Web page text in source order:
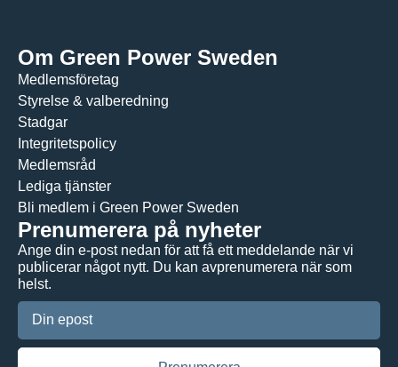
Om Green Power Sweden
Medlemsföretag
Styrelse & valberedning
Stadgar
Integritetspolicy
Medlemsråd
Lediga tjänster
Bli medlem i Green Power Sweden
Prenumerera på nyheter
Ange din e-post nedan för att få ett meddelande när vi
publicerar något nytt. Du kan avprenumerera när som
helst.